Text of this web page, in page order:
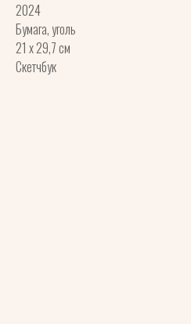
2024
Бумага, уголь
21 x 29,7 см
Скетчбук